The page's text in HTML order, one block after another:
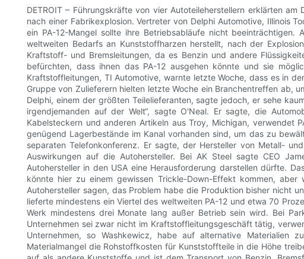
DETROIT – Führungskräfte von vier Autoteileherstellern erklärten
nach einer Fabrikexplosion. Vertreter von Delphi Automotive, Illinois
ein PA-12-Mangel sollte ihre Betriebsabläufe nicht
weltweiten Bedarfs an Kunststoffharzen herstellt, nach der
Kraftstoff- und Bremsleitungen, da es Benzin und andere
befürchten, dass ihnen das PA-12 ausgehen könnte und sie
Kraftstoffleitungen, TI Automotive, warnte letzte Woche, dass es in
Gruppe von Zulieferern hielten letzte Woche ein Branchentreffen ab,
Delphi, einem der größten Teilelieferanten, sagte jedoch, er sehe
irgendjemanden auf der Welt“, sagte O'Neal. Er sagte, die
Kabelsteckern und anderen Artikeln aus Troy, Michigan, verwendet
genügend Lagerbestände im Kanal vorhanden sind, um das zu
separaten Telefonkonferenz. Er sagte, der Hersteller von Metall-
Auswirkungen auf die Autohersteller. Bei AK Steel sagte CEO
Autohersteller in den USA eine Herausforderung darstellen dürfte.
könnte hier zu einem gewissen Trickle-Down-Effekt kommen,
Autohersteller sagen, das Problem habe die Produktion bisher nicht
lieferte mindestens ein Viertel des weltweiten PA-12 und etwa 70
Werk mindestens drei Monate lang außer Betrieb sein wird. Bei
Unternehmen sei zwar nicht im Kraftstoffleitungsgeschäft tätig,
Unternehmen, so Washkewicz, habe auf alternative Materialien
Materialmangel die Rohstoffkosten für Kunststoffteile in die Höhe